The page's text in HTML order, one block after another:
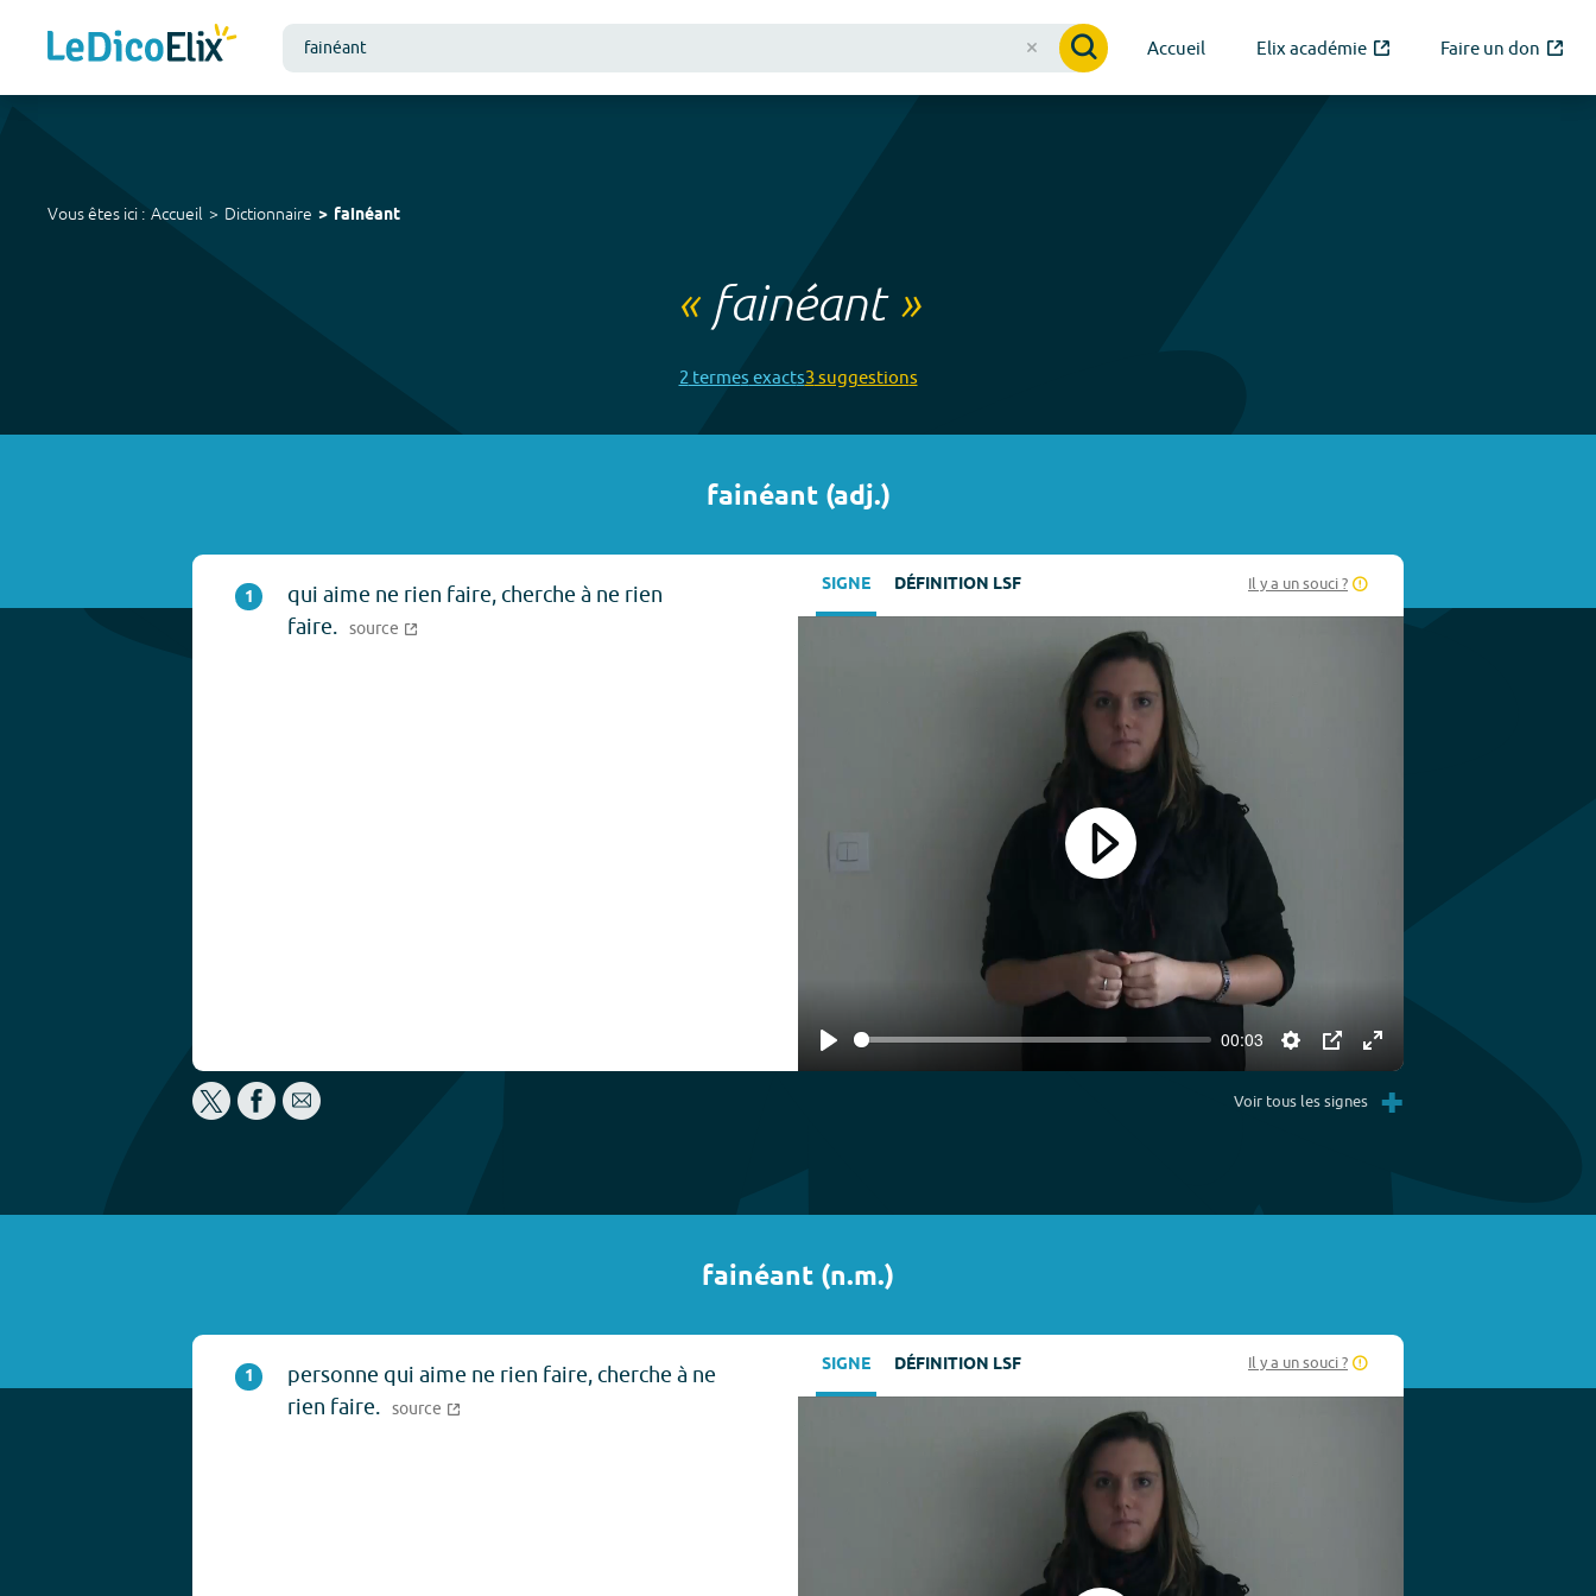
Accueil Elix académie Faire un don
Vous êtes ici : Accueil Dictionnaire fainéant
« fainéant»
2 termes exacts3suggestions
fainéant(adj.)
1
qui aime ne rien faire, cherche à ne rien
faire. source
SIGNE DÉFINITION LSF Il y a un souci ?
Play
00:03
Settings
PIP Enter
fullscreen
Play
Voir tous les signes +
fainéant (n.m.)
1
personne qui aime ne rien faire, cherche à ne
rien faire. source
SIGNE DÉFINITION LSF Il y a un souci ?